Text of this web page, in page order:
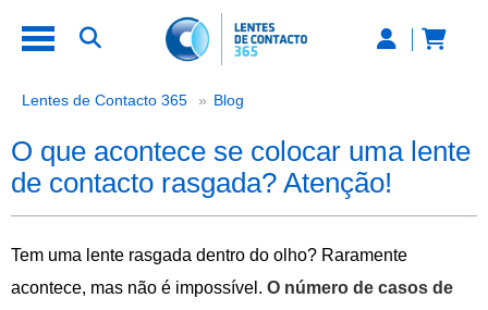
Lentes de Contacto 365 Blog
O que acontece se colocar uma lente
de contacto rasgada? Atenção!
Tem uma lente rasgada dentro do olho? Raramente
acontece, mas não é impossível. O número de casos de